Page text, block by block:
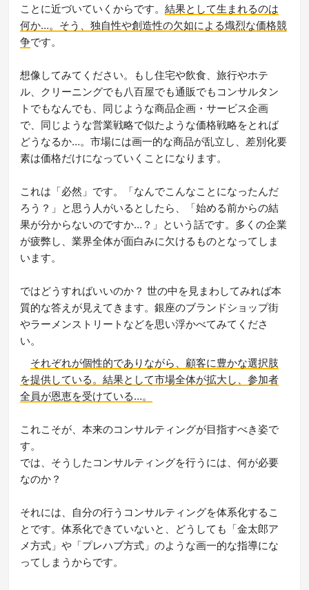
ことに近づいていくからです。結果として生まれるのは
何か…。そう、独自性や創造性の欠如による熾烈な価格競
争です。
想像してみてください。もし住宅や飲食、旅行やホテ
ル、クリーニングでも八百屋でも通販でもコンサルタン
トでもなんでも、同じような商品企画・サービス企画
で、同じような営業戦略で似たような価格戦略をとれば
どうなるか…。市場には画一的な商品が乱立し、差別化要
素は価格だけになっていくことになります。
これは「必然」です。「なんでこんなことになったんだ
ろう？」と思う人がいるとしたら、「始める前からの結
果が分からないのですか…？」という話です。多くの企業
が疲弊し、業界全体が面白みに欠けるものとなってしま
います。
ではどうすればいいのか？ 世の中を見まわしてみれば本
質的な答えが見えてきます。銀座のブランドショップ街
やラーメンストリートなどを思い浮かべてみてくださ
い。
それぞれが個性的でありながら、顧客に豊かな選択肢
を提供している。結果として市場全体が拡大し、参加者
全員が恩恵を受けている…。
これこそが、本来のコンサルティングが目指すべき姿で
す。
では、そうしたコンサルティングを行うには、何が必要
なのか？
それには、自分の行うコンサルティングを体系化するこ
とです。体系化できていないと、どうしても「金太郎ア
メ方式」や「プレハブ方式」のような画一的な指導にな
ってしまうからです。